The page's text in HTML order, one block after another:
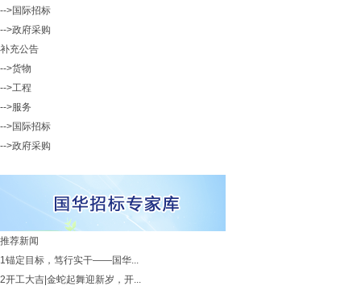
-->国际招标
-->政府采购
补充公告
-->货物
-->工程
-->服务
-->国际招标
-->政府采购
推荐新闻
1锚定目标，笃行实干——国华...
2开工大吉|金蛇起舞迎新岁，开...